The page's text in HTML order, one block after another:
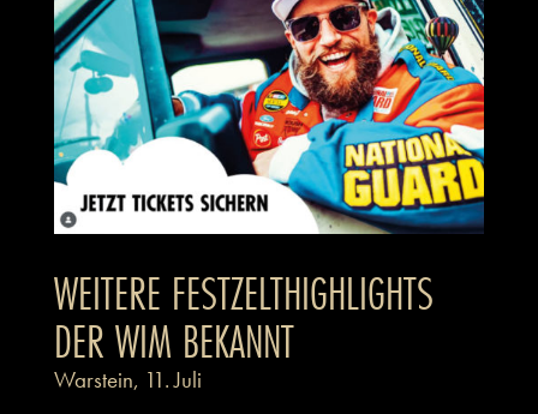
WEITERE FESTZELTHIGHLIGHTS
DER WIM BEKANNT
Warstein, 11. Juli